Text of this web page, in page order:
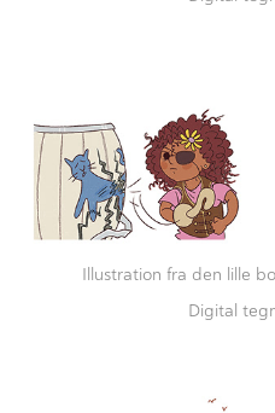
Illustration fra den lille
Digital